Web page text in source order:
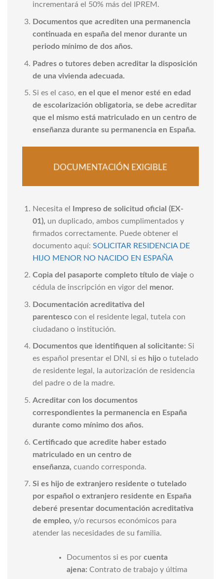
incrementará el 50% más del IPREM.
Documentos que acrediten una permanencia
continuada en españa del menor durante un
periodo mínimo de dos años.
Padres o tutores deben acreditar la disposición
de una vivienda adecuada.
Si es el caso, en el que el menor esté en edad
de escolarización obligatoria, se debe acreditar
que el mismo está matriculado en un centro de
enseñanza durante su permanencia en España.
DOCUMENTACIÓN EXIGIBLE
Necesita el Impreso de solicitud oficial (EX-
01), un duplicado, ambos cumplimentados y
firmados correctamente. Puede obtener el
documento aquí: SOLICITAR RESIDENCIA DE
HIJO MENOR NO NACIDO EN ESPAÑA
Copia del pasaporte completo título de viaje o
cédula de inscripción en vigor del menor.
Documentación acreditativa del
parentesco con el residente legal, tutela con
ciudadano o institución.
Documentos que identifiquen al solicitante: Si
es español presentar el DNI, si es hijoo tutelado
de residente legal, la autorización de residencia
del padre o de la madre.
Acreditar con los documentos
correspondientes la permanencia en España
durante como mínimo dos años.
Certificado que acredite haber estado
matriculado en un centro de
enseñanza, cuando corresponda.
Si es hijo de extranjero residente o tutelado
por español o extranjero residente en España
deberé presentar documentación acreditativa
de empleo, y/o recursos económicos para
atender las necesidades de su familia.
Documentos si es por cuenta
ajena: Contrato de trabajo y última